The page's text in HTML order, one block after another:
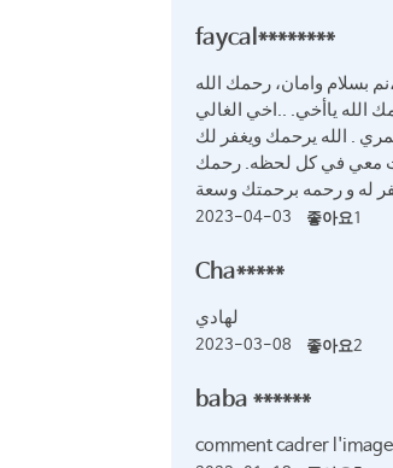
faycal********
بسلام وامان، رحمك الله
الله ياأخي. ..اخي الغالي
. الله يرحمك ويغفر لك
معي في كل لحظه. رحمك
له و رحمه برحمتك وسعة
2023-04-03 좋아요1
Cha*****
لهادي
2023-03-08 좋아요2
baba ******
comment cadrer